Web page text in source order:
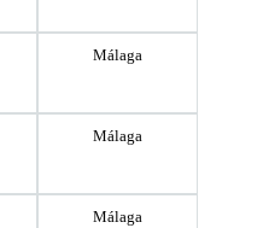
Málaga
Málaga
Málaga